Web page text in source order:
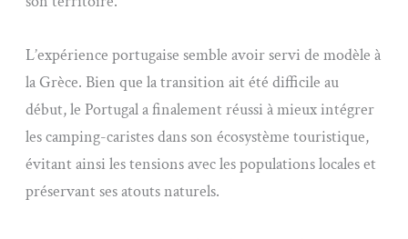
L’expérience portugaise semble avoir servi de modèle à
la Grèce. Bien que la transition ait été difficile au
début, le Portugal a finalement réussi à mieux intégrer
les camping-caristes dans son écosystème touristique,
évitant ainsi les tensions avec les populations locales et
préservant ses atouts naturels.